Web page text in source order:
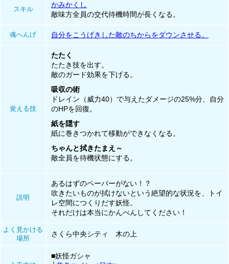
スキル
かみかくし
敵味方全員の交代待機時間が長くなる。
魂へんげ 自分をこうげきした敵のちからをダウンさせる。
覚える技
たたく
たたき技を出す。
敵のガード効果を下げる。
吸収の術
ドレイン（威力40）で与えたダメージの25%分、自分
のHPを回復。
紙を隠す
紙に巻きつかれて移動ができなくなる。
ちゃんと拭きたまえ～
敵全員を待機状態にする。
説明
あるはずのペーパーがない！？
吹きたいものが拭けないという絶望的な状況を、トイ
レ空間につくりだす妖怪。
それだけは本当にかんべんしてください！
よく見かける
場所
さくら中央シティ 木の上
■妖怪ガシャ